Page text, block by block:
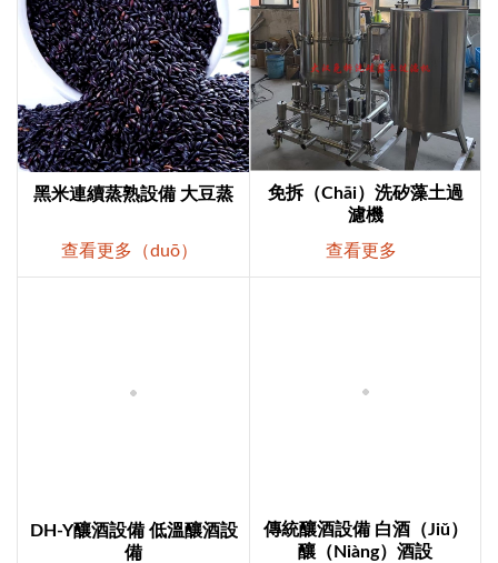
黑米連續蒸熟設備 大豆蒸
查看更多（duō）
免拆（chāi）洗矽藻土過
濾機
查看更多
DH-Y釀酒設備 低溫釀酒設
備
傳統釀酒設備 白酒（jiǔ）
釀（niàng）酒設